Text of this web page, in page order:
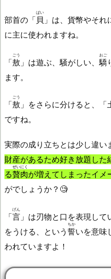
部首の「 貝
ばい
」は、貨幣やそ
に主に使われますね。
「敖
ごう
」は遊ぶ、騒がしい、 驕
おご
ます。
「敖
ごう
」をさらに分けると、「
ですね。
実際の成り立ちとは少し違い
財産があるため好き放題し
る贅肉
ぜいにく
が増えてしまったイメ
がでしょうか？🧐
「言
げん
」は刃物と口を表現し
をうける、という 誓
ちか
いを意味
われていますよ！